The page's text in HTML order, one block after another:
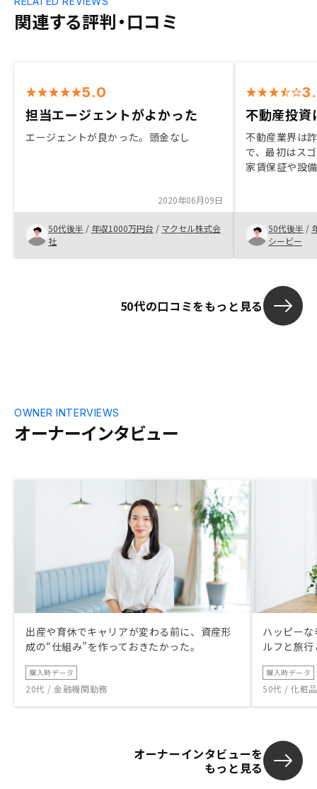
関連する評判・口コミ
5.0
担当エージェントがよかった
エージェントが良かった。頭金なし
2020年06月09日
50代後半 / 年収1000万円台 / マクセル株式会
社
不動産投資
不動産業界は
で、最初はス
家賃保証や設
ものではあり
日常生活は何
持ち的には不
う満足感が得
50代後半 /
シービー
50代の口コミをもっと見る
オーナーインタビュー
OWNER INTERVIEWS
出産や育休でキャリアが変わる前に、資産形
成の“仕組み”を作っておきたかった。
購入時データ
20代 / 金融機関勤務
ハッピー
ルフと旅
購入時データ
50代 / 化粧
オーナーインタビューを
もっと見る